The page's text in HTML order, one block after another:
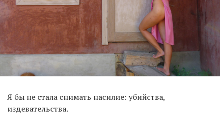
Я бы не стала снимать насилие: убийства,
издевательства.